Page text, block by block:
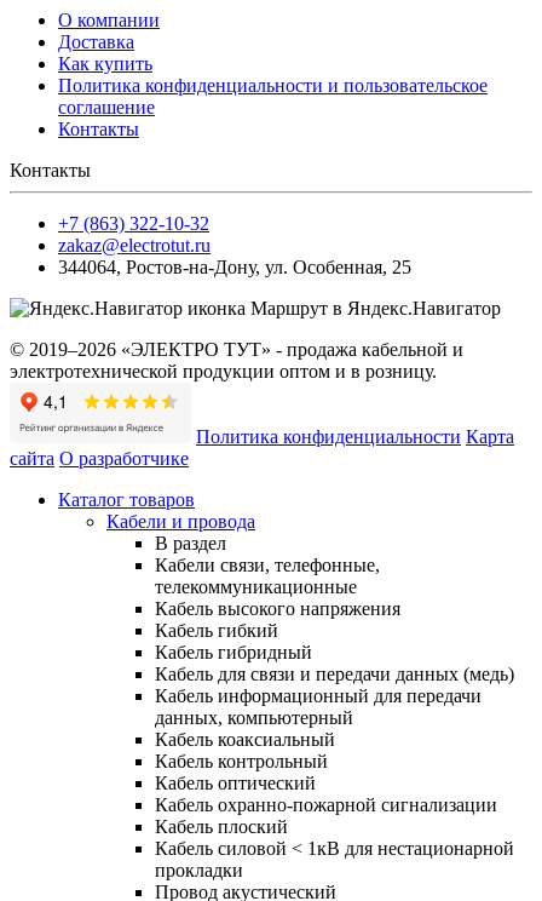
О компании
Доставка
Как купить
Политика конфиденциальности и пользовательское
соглашение
Контакты
Контакты
+7 (863) 322-10-32
zakaz@electrotut.ru
344064, Ростов-на-Дону, ул. Особенная, 25
Маршрут в Яндекс.Навигатор
© 2019–2026 «ЭЛЕКТРО ТУТ» - продажа кабельной и
электротехнической продукции оптом и в розницу.
Политика конфиденциальности Карта
сайта О разработчике
Каталог товаров
Кабели и провода
В раздел
Кабели связи, телефонные,
телекоммуникационные
Кабель высокого напряжения
Кабель гибкий
Кабель гибридный
Кабель для связи и передачи данных (медь)
Кабель информационный для передачи
данных, компьютерный
Кабель коаксиальный
Кабель контрольный
Кабель оптический
Кабель охранно-пожарной сигнализации
Кабель плоский
Кабель силовой < 1кВ для нестационарной
прокладки
Провод акустический